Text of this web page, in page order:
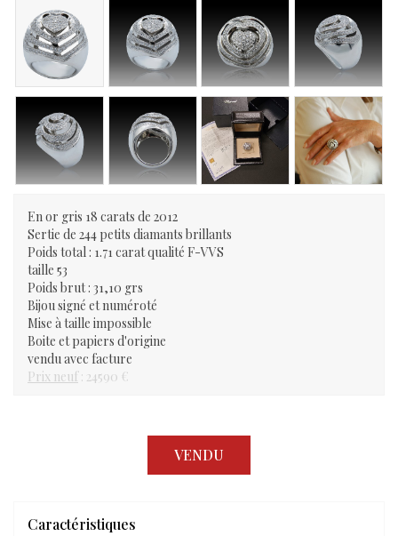
En or gris 18 carats de 2012
Sertie de 244 petits diamants brillants
Poids total : 1.71 carat qualité F-VVS
taille 53
Poids brut : 31,10 grs
Bijou signé et numéroté
Mise à taille impossible
Boite et papiers d'origine
vendu avec facture
Prix neuf: 24590 €
VENDU
Caractéristiques